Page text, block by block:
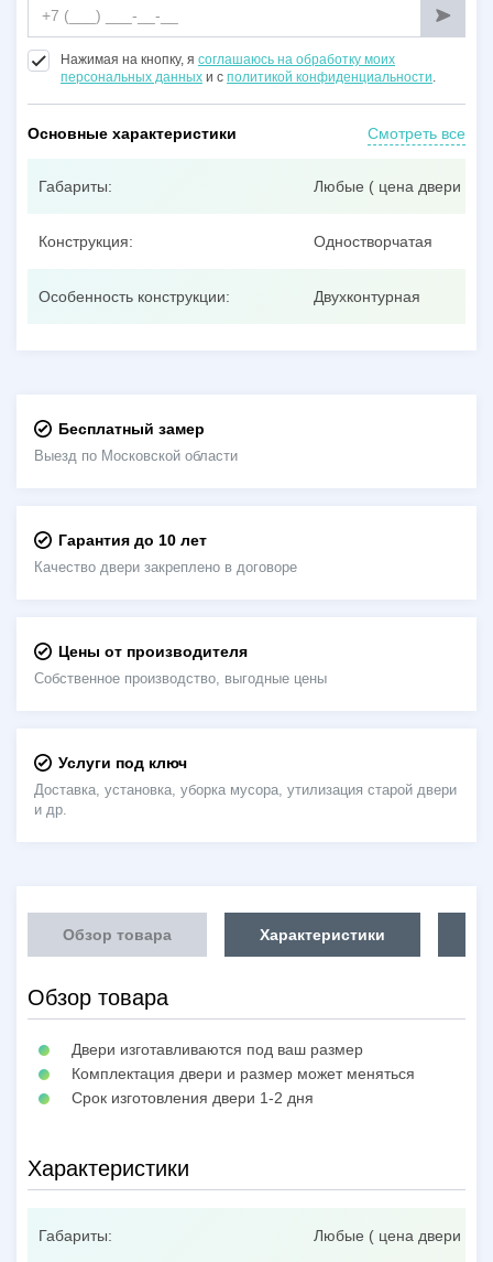
Нажимая на кнопку, я соглашаюсь на обработку моих
персональных данных и с политикой конфиденциальности.
Основные характеристики Смотреть все
Габариты: Любые ( цена двери
Конструкция: Одностворчатая
Особенность конструкции: Двухконтурная
Бесплатный замер
Выезд по Московской области
Гарантия до 10 лет
Качество двери закреплено в договоре
Цены от производителя
Собственное производство, выгодные цены
Услуги под ключ
Доставка, установка, уборка мусора, утилизация старой двери
и др.
Обзор товара Характеристики
Обзор товара
Двери изготавливаются под ваш размер
Комплектация двери и размер может меняться
Срок изготовления двери 1-2 дня
Характеристики
Габариты: Любые ( цена двери